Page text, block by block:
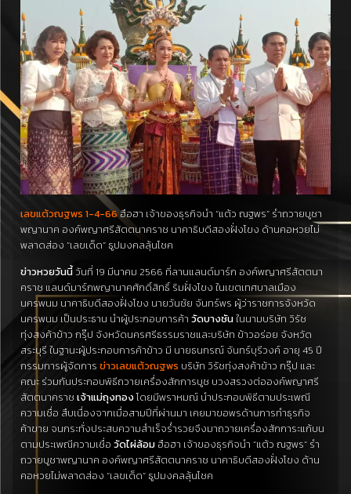
เลขแต้วณฐพร 1-4-66ฮือฮา เจ้าของธุรกิจนำ “แต้ว ณฐพร” รำถวายบูชา
พญานาค องค์พญาศรีสัตตนาคราช นาคาธิบดีสองฝั่งโขง ด้านคอหวยไม่
พลาดส่อง “เลขเด็ด” ธูปมงคลลุ้นโชค
ข่าวหวยวันนี้ วันที่ 19 มีนาคม 2566 ที่ลานแลนด์มาร์ก องค์พญาศรีสัตตนา
คราช แลนด์มาร์กพญานาคศักดิ์สิทธิ์ ริมฝั่งโขง ในเขตเทศบาลเมือง
นครพนม นาคาธิบดีสองฝั่งโขง นายวันชัย จันทร์พร ผู้ว่าราชการจังหวัด
นครพนม เป็นประธาน นำผู้ประกอบการค้า วัดบางชันในนามบริษัท วิรัช
ทุ่งสงค้าข้าว กรุ๊ป จังหวัดนครศรีธรรมราชและบริษัท ข้าวอร่อย จังหวัด
สระบุรี ในฐานะผู้ประกอบการค้าข้าว มี นายธนกรณ์ จันทร์บุรีวงค์ อายุ 45 ปี
กรรมการผู้จัดการ ข่าวเลขแต้วณฐพร บริษัท วิรัชทุ่งสงค้าข้าว กรุ๊ป และ
คณะ ร่วมกันประกอบพิธีถวายเครื่องสักการบูช บวงสรวงต่อองค์พญาศรี
สัตตนาคราช เจ้าแม่ถุงทองโดยมีพราหมณ์ นำประกอบพิธีตามประเพณี
ความเชื่อ สืบเนื่องจากเมื่อสามปีที่ผ่านมา เคยมาขอพรด้านการทำธุรกิจ
ค้าขาย จนกระทั่งประสบความสำเร็จร่ำรวยจึงมาถวายเครื่องสักการะแก้บน
ตามประเพณีความเชื่อ วัดไผ่ล้อม ฮือฮา เจ้าของธุรกิจนำ “แต้ว ณฐพร” รำ
ถวายบูชาพญานาค องค์พญาศรีสัตตนาคราช นาคาธิบดีสองฝั่งโขง ด้าน
คอหวยไม่พลาดส่อง “เลขเด็ด” ธูปมงคลลุ้นโชค